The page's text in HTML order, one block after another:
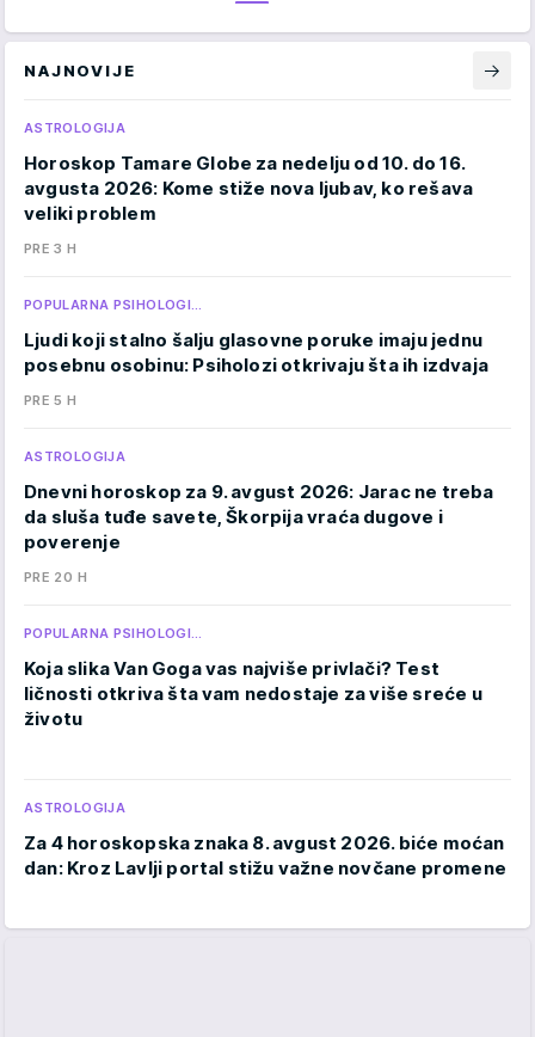
NAJNOVIJE
ASTROLOGIJA
Horoskop Tamare Globe za nedelju od 10. do 16.
avgusta 2026: Kome stiže nova ljubav, ko rešava
veliki problem
PRE 3 H
POPULARNA PSIHOLOGI…
Ljudi koji stalno šalju glasovne poruke imaju jednu
posebnu osobinu: Psiholozi otkrivaju šta ih izdvaja
PRE 5 H
ASTROLOGIJA
Dnevni horoskop za 9. avgust 2026: Jarac ne treba
da sluša tuđe savete, Škorpija vraća dugove i
poverenje
PRE 20 H
POPULARNA PSIHOLOGI…
Koja slika Van Goga vas najviše privlači? Test
ličnosti otkriva šta vam nedostaje za više sreće u
životu
ASTROLOGIJA
Za 4 horoskopska znaka 8. avgust 2026. biće moćan
dan: Kroz Lavlji portal stižu važne novčane promene